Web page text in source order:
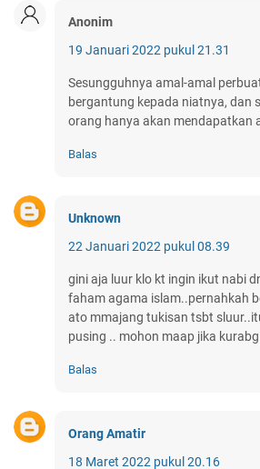
Anonim
19 Januari 2022 pukul 21.31
Sesungguhnya amal-amal
bergantung kepada niatnya, dan
orang hanya akan mendapatkan
Balas
Unknown
22 Januari 2022 pukul 08.39
gini aja luur klo kt ingin ikut nabi
faham agama islam..pernahkah
ato mmajang tukisan tsbt
pusing .. mohon maap jika
Balas
Orang Amatir
18 Maret 2022 pukul 20.16